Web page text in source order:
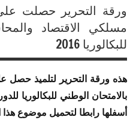
الموحد
الوطني
للبكالوريا
مسلك
العلوم
الرياضية
أ خيار
لغة
فرنسية
متميزة
في
الامتحان
الموحد
للبكالوريا
مسلك
العلوم
إنجازات
متميزة
في
الموحد
الوطني
للبكالوريا
مسلكي الاقتصاد
للبكالوريا 2016
أسفلها رابطا لتحميل موضوع